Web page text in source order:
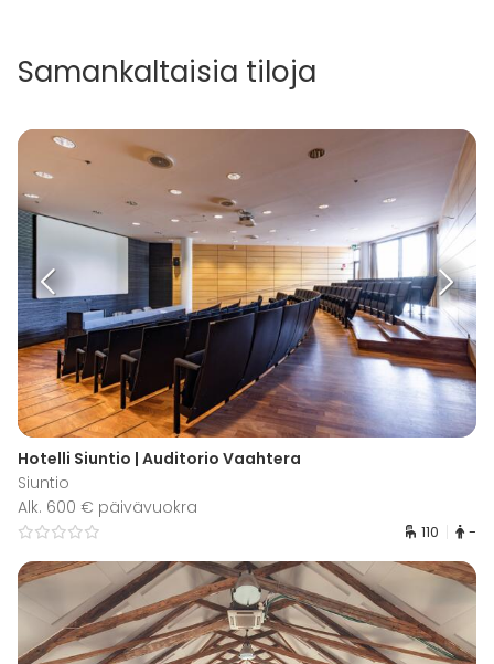
Samankaltaisia tiloja
Hotelli Siuntio | Auditorio Vaahtera
Siuntio
Alk. 600 € päivävuokra
110 -